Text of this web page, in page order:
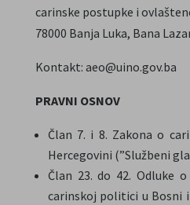
carinske postupke i
78000 Banja Luka, Bana
Kontakt: aeo@uino.gov.ba
PRAVNI OSNOV
Član 7. i 8. Zakona o
Hercegovini (”Službeni
Član 23. do 42. Odluke
carinskoj politici u Bosni